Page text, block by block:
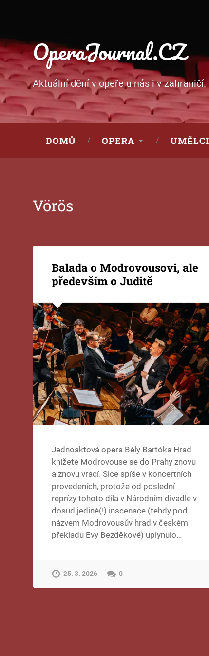
OperaJournal.CZ
Aktuální dění v opeře u nás i v zahraničí.
DOMŮ OPERA UMĚLCI
Vörös
Balada o Modrovousovi, ale
především o Juditě
Jednoaktová opera Bély Bartóka Hrad
knížete Modrovouse se do Prahy znovu
a znovu vrací. Sice spíše v koncertních
provedeních, protože od poslední
reprízy tohoto díla v Národním divadle v
dosud jediné(!) inscenace (tehdy pod
názvem Modrovousův hrad v českém
překladu Evy Bezděkové) uplynulo…
25. 3. 2026 0